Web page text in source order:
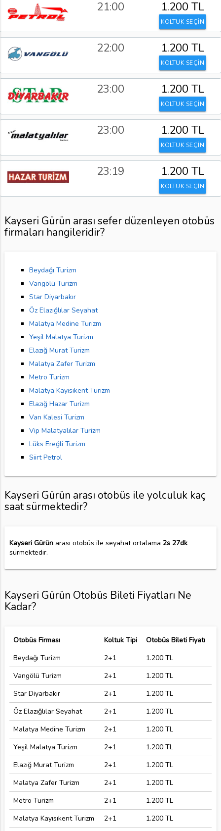
21:00 1.200 TL
KOLTUK SEÇİN
22:00 1.200 TL
KOLTUK SEÇİN
23:00 1.200 TL
KOLTUK SEÇİN
23:00 1.200 TL
KOLTUK SEÇİN
23:19 1.200 TL
KOLTUK SEÇİN
Kayseri Gürün arası sefer düzenleyen otobüs
firmaları hangileridir?
Beydağı Turizm
Vangölü Turizm
Star Diyarbakır
Öz Elazığlılar Seyahat
Malatya Medine Turizm
Yeşil Malatya Turizm
Elazığ Murat Turizm
Malatya Zafer Turizm
Metro Turizm
Malatya Kayısıkent Turizm
Elazığ Hazar Turizm
Van Kalesi Turizm
Vip Malatyalılar Turizm
Lüks Ereğli Turizm
Siirt Petrol
Kayseri Gürün arası otobüs ile yolculuk kaç
saat sürmektedir?
Kayseri Gürünarası otobüs ile seyahat ortalama 2s 27dk
sürmektedir.
Kayseri Gürün Otobüs Bileti Fiyatları Ne
Kadar?
Otobüs Firması Koltuk Tipi
Otobüs Bileti Fiyatı
Beydağı Turizm
2+1
1.200 TL
Vangölü Turizm
2+1
1.200 TL
Star Diyarbakır
2+1
1.200 TL
Öz Elazığlılar Seyahat
2+1
1.200 TL
Malatya Medine Turizm
2+1
1.200 TL
Yeşil Malatya Turizm
2+1
1.200 TL
Elazığ Murat Turizm
2+1
1.200 TL
Malatya Zafer Turizm
2+1
1.200 TL
Metro Turizm
2+1
1.200 TL
Malatya Kayısıkent Turizm
2+1
1.200 TL